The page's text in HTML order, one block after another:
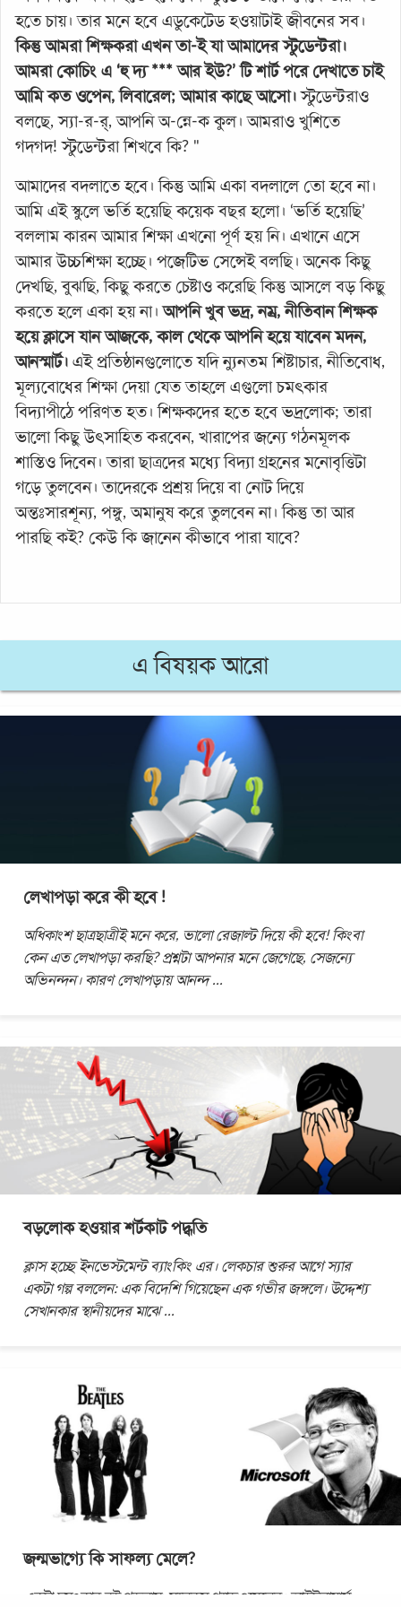
হতে চায়। তার মনে হবে এডুকেটেড হওয়াটাই জীবনের সব।
কিন্তু আমরা শিক্ষকরা এখন তা-ই যা আমাদের স্টুডেন্টরা।
আমরা কোচিং এ ‘হু দ্য *** আর ইউ?’ টি শার্ট পরে দেখাতে চাই
আমি কত ওপেন, লিবারেল; আমার কাছে আসো। স্টুডেন্টরাও
বলছে, স্যা-র-র্, আপনি অ-ন্নে-ক কুল। আমরাও খুশিতে
গদগদ! স্টুডেন্টরা শিখবে কি? "
আমাদের বদলাতে হবে। কিন্তু আমি একা বদলালে তো হবে না।
আমি এই স্কুলে ভর্তি হয়েছি কয়েক বছর হলো। ‘ভর্তি হয়েছি’
বললাম কারন আমার শিক্ষা এখনো পূর্ণ হয় নি। এখানে এসে
আমার উচ্চশিক্ষা হচ্ছে। পজেটিভ সেন্সেই বলছি। অনেক কিছু
দেখছি, বুঝছি, কিছু করতে চেষ্টাও করেছি কিন্তু আসলে বড় কিছু
করতে হলে একা হয় না। আপনি খুব ভদ্র, নম্র, নীতিবান শিক্ষক
হয়ে ক্লাসে যান আজকে, কাল থেকে আপনি হয়ে যাবেন মদন,
আনস্মার্ট। এই প্রতিষ্ঠানগুলোতে যদি ন্যুনতম শিষ্টাচার, নীতিবোধ,
মূল্যবোধের শিক্ষা দেয়া যেত তাহলে এগুলো চমৎকার
বিদ্যাপীঠে পরিণত হত। শিক্ষকদের হতে হবে ভদ্রলোক; তারা
ভালো কিছু উৎসাহিত করবেন, খারাপের জন্যে গঠনমূলক
শাস্তিও দিবেন। তারা ছাত্রদের মধ্যে বিদ্যা গ্রহনের মনোবৃত্তিটা
গড়ে তুলবেন। তাদেরকে প্রশ্রয় দিয়ে বা নোট দিয়ে
অন্তঃসারশূন্য, পঙ্গু, অমানুষ করে তুলবেন না। কিন্তু তা আর
পারছি কই? কেউ কি জানেন কীভাবে পারা যাবে?
এ বিষয়ক আরো
লেখাপড়া করে কী হবে !
অধিকাংশ ছাত্রছাত্রীই মনে করে, ভালো রেজাল্ট দিয়ে কী হবে! কিংবা
কেন এত লেখাপড়া করছি? প্রশ্নটা আপনার মনে জেগেছে, সেজন্যে
অভিনন্দন। কারণ লেখাপড়ায় আনন্দ...
বড়লোক হওয়ার শর্টকাট পদ্ধতি
ক্লাস হচ্ছে ইনভেস্টমেন্ট ব্যাংকিং এর। লেকচার শুরুর আগে স্যার
একটা গল্প বললেন: এক বিদেশি গিয়েছেন এক গভীর জঙ্গলে। উদ্দেশ্য
সেখানকার স্থানীয়দের মাঝে...
জন্মভাগ্যে কি সাফল্য মেলে?
একটা চমৎকার বই পড়লাম, ম্যলকম গ্ল্যাডওয়েলের। আউটলায়ার্স